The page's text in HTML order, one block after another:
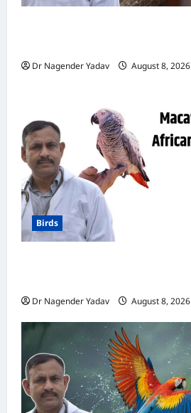
Dr Nagender Yadav August 8, 2026
Birds
Dr Nagender Yadav August 8, 2026